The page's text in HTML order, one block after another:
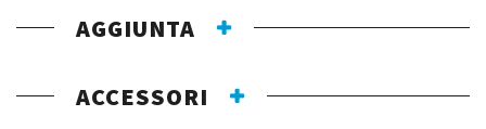
AGGIUNTA
ACCESSORI